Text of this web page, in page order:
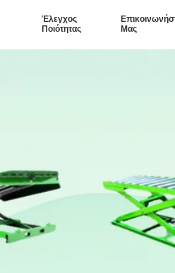
Έλεγχος
Ποιότητας
Μας